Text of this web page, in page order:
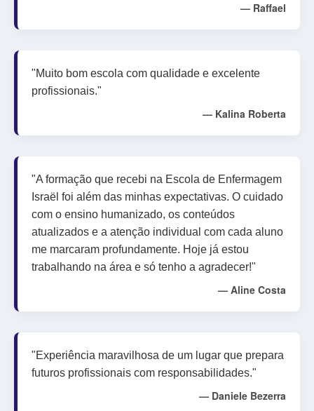
— Raffael
"Muito bom escola com qualidade e excelente
profissionais."
— Kalina Roberta
"A formação que recebi na Escola de Enfermagem
Israël foi além das minhas expectativas. O cuidado
com o ensino humanizado, os conteúdos
atualizados e a atenção individual com cada aluno
me marcaram profundamente. Hoje já estou
trabalhando na área e só tenho a agradecer!"
— Aline Costa
"Experiência maravilhosa de um lugar que prepara
futuros profissionais com responsabilidades."
— Daniele Bezerra